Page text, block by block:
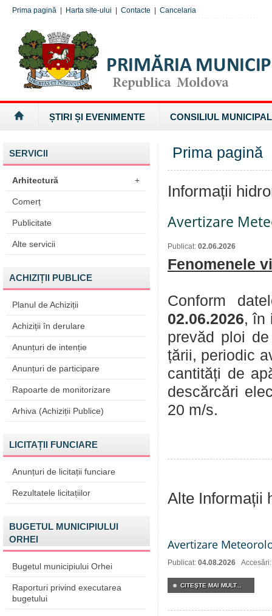
Prima pagină Harta site-ului Contacte Cancelaria
ȘTIRI ȘI EVENIMENTE CONSILIUL MUNICIPAL
SERVICII
Arhitectură +
Comerț
Publicitate
Alte servicii
ACHIZIȚII PUBLICE
Planul de Achiziții
Achiziții în derulare
Anunțuri de intenție
Anunțuri de participare
Rapoarte de monitorizare
Arhiva (Achiziții Publice)
LICITAȚII FUNCIARE
Anunțuri de licitații funciare
Rezultatele licitațiilor
BUGETUL MUNICIPIULUI
ORHEI
Bugetul municipiului Orhei
Raporturi privind executarea
bugetului
Prima pagină
Informații
Avertizare
Publicat: 02.06.2026
Fenomenele
Conform
02.06.2026, în
prevăd ploi
țării, periodic
cantități de
descărcări
20 m/s.
Alte Informații
Avertizare
Publicat: 04.08.2026
CITEŞTE MAI MULT...